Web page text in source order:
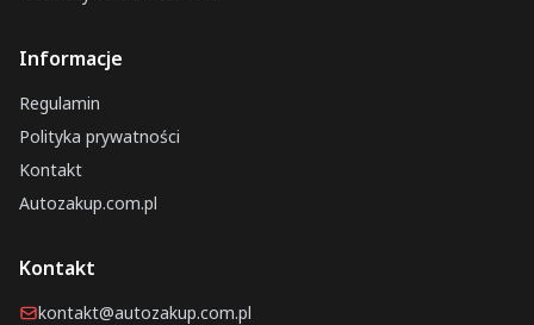
Informacje
Regulamin
Polityka prywatności
Kontakt
Autozakup.com.pl
Kontakt
kontakt@autozakup.com.pl